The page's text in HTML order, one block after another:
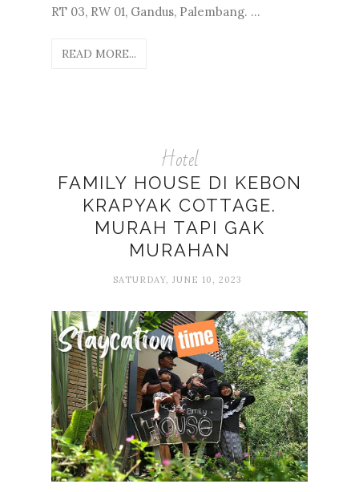
RT 03, RW 01, Gandus, Palembang. ...
READ MORE...
Hotel
FAMILY HOUSE DI KEBON
KRAPYAK COTTAGE.
MURAH TAPI GAK
MURAHAN
SATURDAY, JUNE 10, 2023